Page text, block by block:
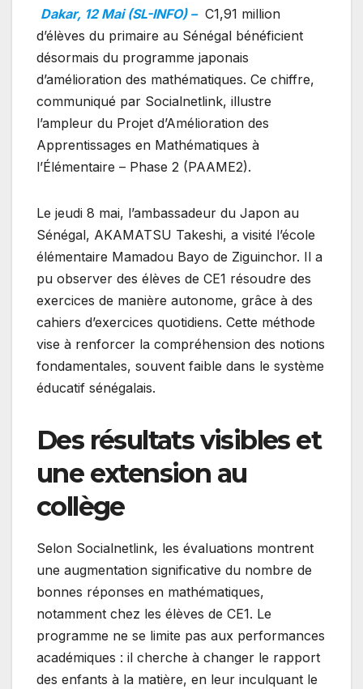
Dakar, 12 Mai (SL-INFO) – C1,91 million
d’élèves du primaire au Sénégal bénéficient
désormais du programme japonais
d’amélioration des mathématiques. Ce chiffre,
communiqué par Socialnetlink, illustre
l’ampleur du Projet d’Amélioration des
Apprentissages en Mathématiques à
l’Élémentaire – Phase 2 (PAAME2).
Le jeudi 8 mai, l’ambassadeur du Japon au
Sénégal, AKAMATSU Takeshi, a visité l’école
élémentaire Mamadou Bayo de Ziguinchor. Il a
pu observer des élèves de CE1 résoudre des
exercices de manière autonome, grâce à des
cahiers d’exercices quotidiens. Cette méthode
vise à renforcer la compréhension des notions
fondamentales, souvent faible dans le système
éducatif sénégalais.
Des résultats visibles et
une extension au
collège
Selon Socialnetlink, les évaluations montrent
une augmentation significative du nombre de
bonnes réponses en mathématiques,
notamment chez les élèves de CE1. Le
programme ne se limite pas aux performances
académiques : il cherche à changer le rapport
des enfants à la matière, en leur inculquant le